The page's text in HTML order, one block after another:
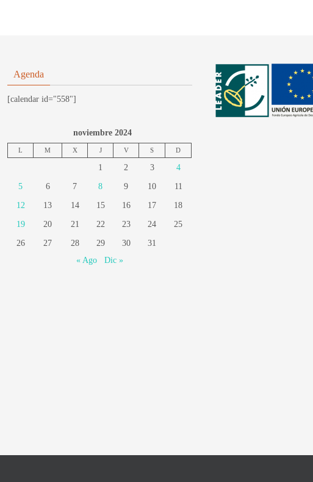
Agenda
[calendar id="558"]
noviembre 2024
L M X J V S D
1 2 3 4
5 6 7 8 9 10 11
12 13 14 15 16 17 18
19 20 21 22 23 24 25
26 27 28 29 30
31
« Ago
Dic »